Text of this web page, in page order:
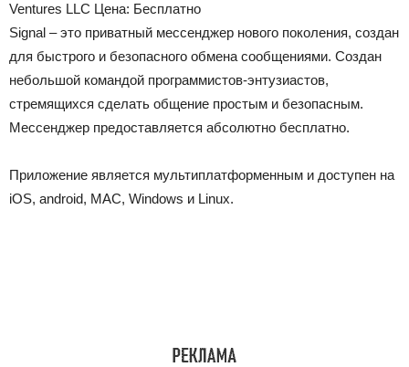
Ventures LLC Цена: Бесплатно
Signal – это приватный мессенджер нового поколения, создан
для быстрого и безопасного обмена сообщениями. Создан
небольшой командой программистов-энтузиастов,
стремящихся сделать общение простым и безопасным.
Мессенджер предоставляется абсолютно бесплатно.
Приложение является мультиплатформенным и доступен на
iOS, android, MAC, Windows и Linux.